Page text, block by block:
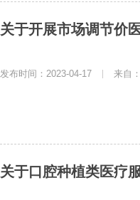
关于开展市场调节价
发布时间：2023-04-17 来自
关于口腔种植类医疗